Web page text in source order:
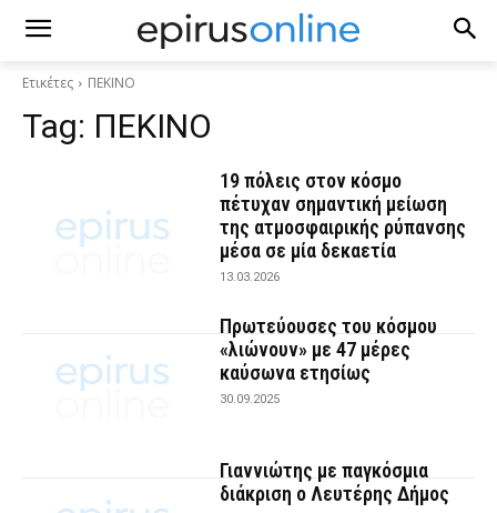
Ετικέτες ΠΕΚΙΝΟ
Tag: ΠΕΚΙΝΟ
19 πόλεις στον κόσμο
πέτυχαν σημαντική μείωση
της ατμοσφαιρικής ρύπανσης
μέσα σε μία δεκαετία
13.03.2026
Πρωτεύουσες του κόσμου
«λιώνουν» με 47 μέρες
καύσωνα ετησίως
30.09.2025
Γιαννιώτης με παγκόσμια
διάκριση ο Λευτέρης Δήμος